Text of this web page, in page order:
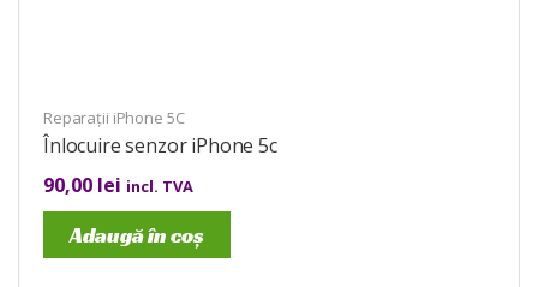
Reparații iPhone 5C
Înlocuire senzor iPhone 5c
90,00 lei incl. TVA
Adaugă în coș